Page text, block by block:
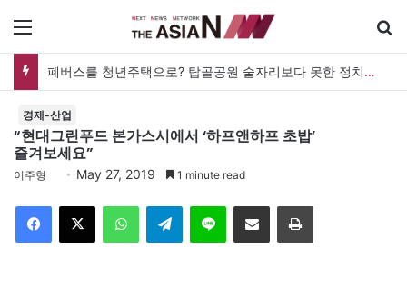
폐버스를 청년주택으로? 탑골공원 술자리보다 못한 정치의 상상력
경제-산업
“현대그린푸드 본가스시에서 ‘하프앤하프 초밥’
즐겨보세요”
이주형 May 27, 2019 1 minute read
Telegram 이메일